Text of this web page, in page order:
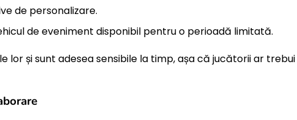
de personalizare.
de eveniment disponibil pentru o perioadă limitată.
și sunt adesea sensibile la timp, așa că jucătorii ar trebui